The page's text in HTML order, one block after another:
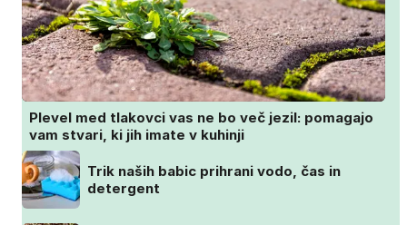
Plevel med tlakovci vas ne bo več jezil: pomagajo
vam stvari, ki jih imate v kuhinji
Trik naših babic prihrani vodo, čas in
detergent